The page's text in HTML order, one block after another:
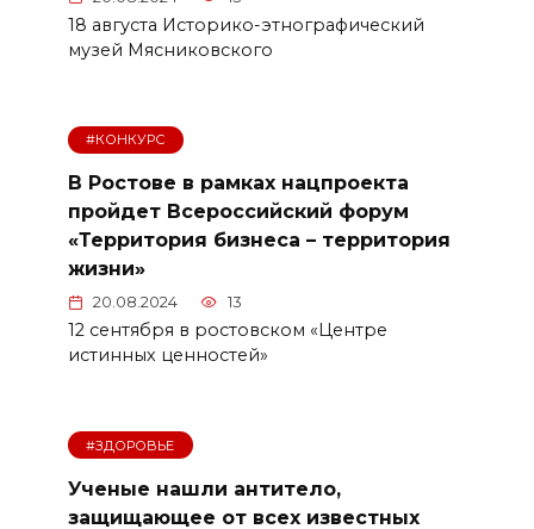
18 августа Историко-этнографический
музей Мясниковского
#КОНКУРС
В Ростове в рамках нацпроекта
пройдет Всероссийский форум
«Территория бизнеса – территория
жизни»
20.08.2024 13
12 сентября в ростовском «Центре
истинных ценностей»
#ЗДОРОВЬЕ
Ученые нашли антитело,
защищающее от всех известных